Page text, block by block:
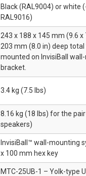
Black (RAL9004) or white
RAL9016)
243 x 188 x 145 mm (9.6 x
203 mm (8.0 in) deep total
mounted on InvisiBall
bracket.
3.4 kg (7.5 lbs)
8.16 kg (18 lbs) for the
speakers)
InvisiBall™ wall-mounting
x 100 mm hex key
MTC-25UB-1 – Yolk-type